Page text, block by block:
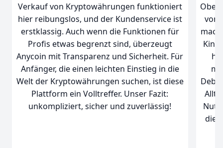
Verkauf von Kryptowährungen funktioniert
hier reibungslos, und der Kundenservice ist
erstklassig. Auch wenn die Funktionen für
Profis etwas begrenzt sind, überzeugt
Anycoin mit Transparenz und Sicherheit. Für
Anfänger, die einen leichten Einstieg in die
Welt der Kryptowährungen suchen, ist diese
Plattform ein Volltreffer. Unser Fazit:
unkompliziert, sicher und zuverlässig!
von
die